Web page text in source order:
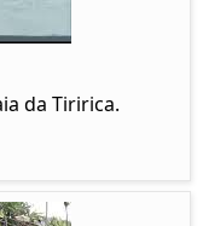
da Tiririca.